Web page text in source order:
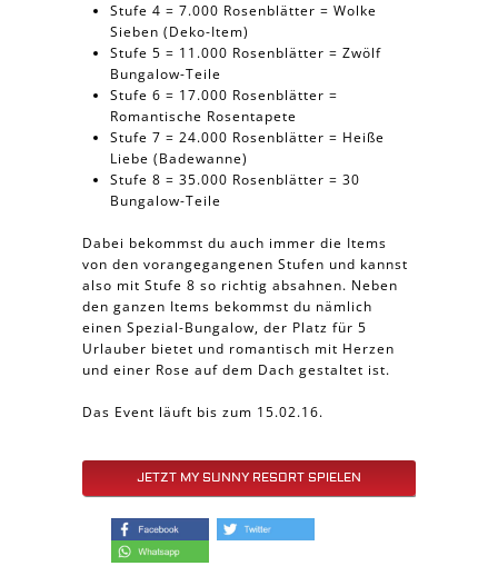
Stufe 4 = 7.000 Rosenblätter = Wolke
Sieben (Deko-Item)
Stufe 5 = 11.000 Rosenblätter = Zwölf
Bungalow-Teile
Stufe 6 = 17.000 Rosenblätter =
Romantische Rosentapete
Stufe 7 = 24.000 Rosenblätter = Heiße
Liebe (Badewanne)
Stufe 8 = 35.000 Rosenblätter = 30
Bungalow-Teile
Dabei bekommst du auch immer die Items
von den vorangegangenen Stufen und kannst
also mit Stufe 8 so richtig absahnen. Neben
den ganzen Items bekommst du nämlich
einen Spezial-Bungalow, der Platz für 5
Urlauber bietet und romantisch mit Herzen
und einer Rose auf dem Dach gestaltet ist.
Das Event läuft bis zum 15.02.16.
JETZT MY SUNNY RESORT SPIELEN